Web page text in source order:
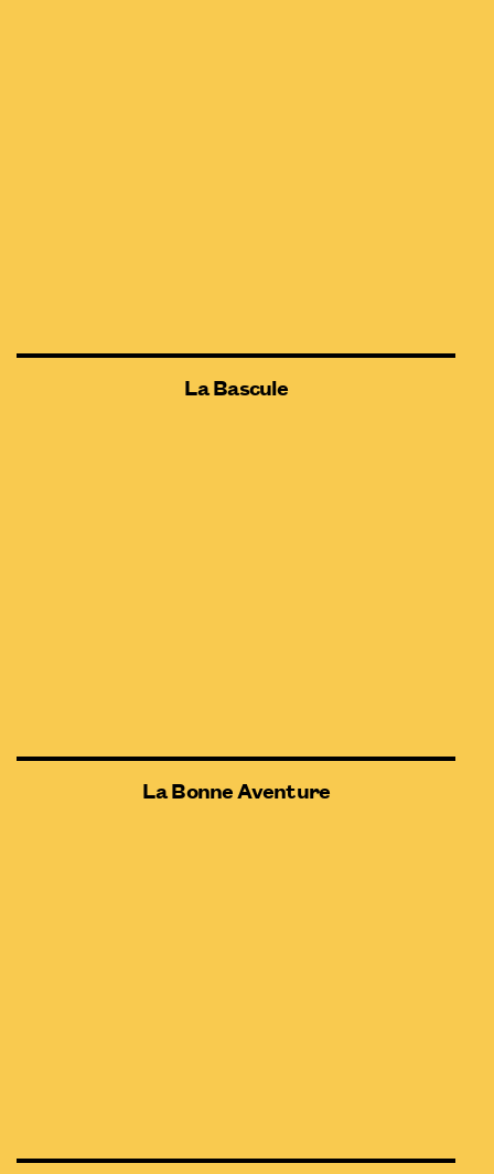
La Bascule
La Bonne Aventure